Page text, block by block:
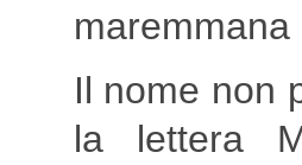
Il nome non
la lettera